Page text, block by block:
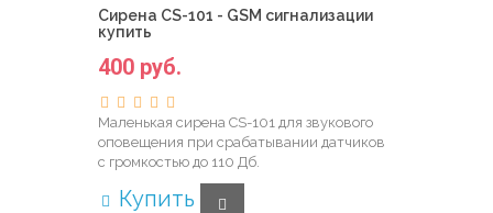
Сирена CS-101 - GSM сигнализации
купить
400 руб.
Маленькая сирена CS-101 для звукового
оповещения при срабатывании датчиков
с громкостью до 110 Дб.
Купить